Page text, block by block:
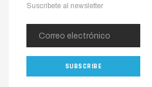
Suscríbete al newsletter